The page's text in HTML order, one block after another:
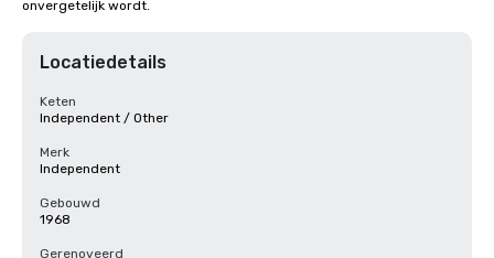
onvergetelijk wordt.
Locatiedetails
Keten
Independent / Other
Merk
Independent
Gebouwd
1968
Gerenoveerd